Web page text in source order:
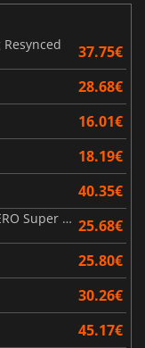
37.75€
28.68€
16.01€
18.19€
40.35€
DRAGON BALL Sparking! ZERO Super Limit Breaking NEO 25.68€
25.80€
30.26€
45.17€